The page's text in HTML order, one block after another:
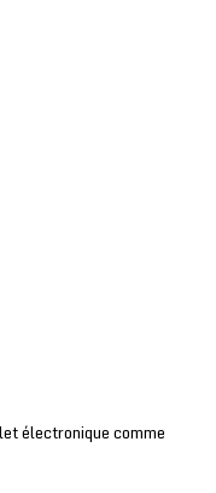
électronique comme